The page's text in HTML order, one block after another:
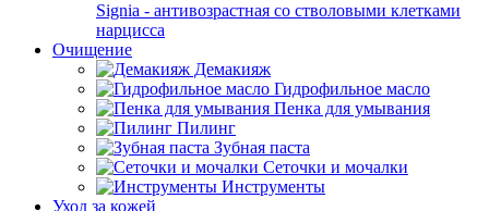
Signia - антивозрастная со стволовыми клетками
нарцисса
Очищение
Демакияж
Гидрофильное масло
Пенка для умывания
Пилинг
Зубная паста
Сеточки и мочалки
Инструменты
Уход за кожей